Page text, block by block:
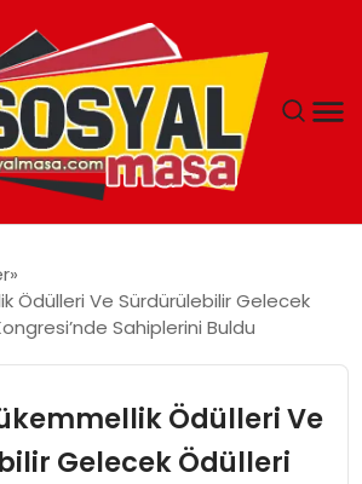
Ödülleri Ve Sürdürülebilir Gelecek
Sahiplerini Buldu
Ödülleri Ve
Gelecek Ödülleri